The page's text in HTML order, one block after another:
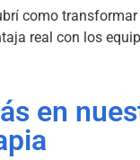
como
real con los
en